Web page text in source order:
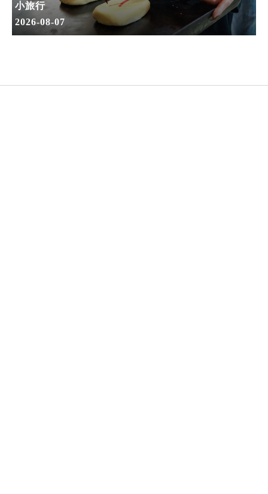
小旅行
2026-08-07